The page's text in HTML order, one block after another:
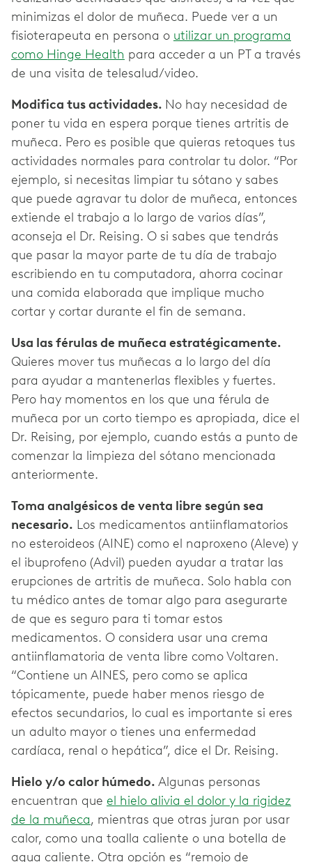
minimizas el dolor de muñeca. Puede ver a un
fisioterapeuta en persona o utilizar un programa
como Hinge Health para acceder a un PT a través
de una visita de telesalud/video.
Modifica tus actividades. No hay necesidad de
poner tu vida en espera porque tienes artritis de
muñeca. Pero es posible que quieras retoques tus
actividades normales para controlar tu dolor. “Por
ejemplo, si necesitas limpiar tu sótano y sabes
que puede agravar tu dolor de muñeca, entonces
extiende el trabajo a lo largo de varios días”,
aconseja el Dr. Reising. O si sabes que tendrás
que pasar la mayor parte de tu día de trabajo
escribiendo en tu computadora, ahorra cocinar
una comida elaborada que implique mucho
cortar y cortar durante el fin de semana.
Usa las férulas de muñeca estratégicamente.
Quieres mover tus muñecas a lo largo del día
para ayudar a mantenerlas flexibles y fuertes.
Pero hay momentos en los que una férula de
muñeca por un corto tiempo es apropiada, dice el
Dr. Reising, por ejemplo, cuando estás a punto de
comenzar la limpieza del sótano mencionada
anteriormente.
Toma analgésicos de venta libre según sea
necesario. Los medicamentos antiinflamatorios
no esteroideos (AINE) como el naproxeno (Aleve) y
el ibuprofeno (Advil) pueden ayudar a tratar las
erupciones de artritis de muñeca. Solo habla con
tu médico antes de tomar algo para asegurarte
de que es seguro para ti tomar estos
medicamentos. O considera usar una crema
antiinflamatoria de venta libre como Voltaren.
“Contiene un AINES, pero como se aplica
tópicamente, puede haber menos riesgo de
efectos secundarios, lo cual es importante si eres
un adulto mayor o tienes una enfermedad
cardíaca, renal o hepática”, dice el Dr. Reising.
Hielo y/o calor húmedo. Algunas personas
encuentran que el hielo alivia el dolor y la rigidez
de la muñeca, mientras que otras juran por usar
calor, como una toalla caliente o una botella de
agua caliente. Otra opción es “remojo de